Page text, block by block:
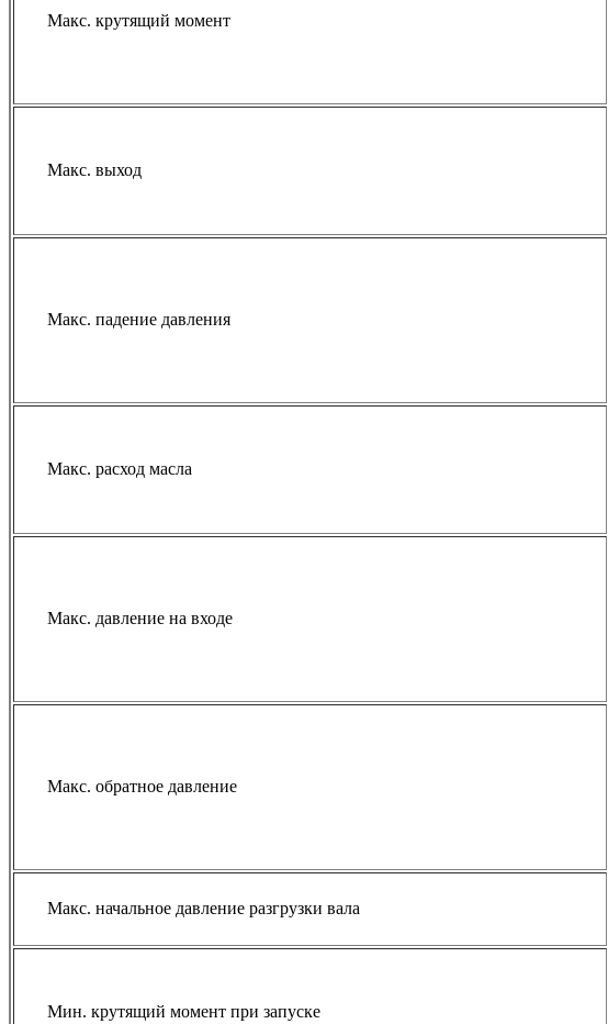
Макс. крутящий момент
Макс. выход
Макс. падение давления
Макс. расход масла
Макс. давление на входе
Макс. обратное давление
Макс. начальное давление разгрузки вала
Мин. крутящий момент при запуске